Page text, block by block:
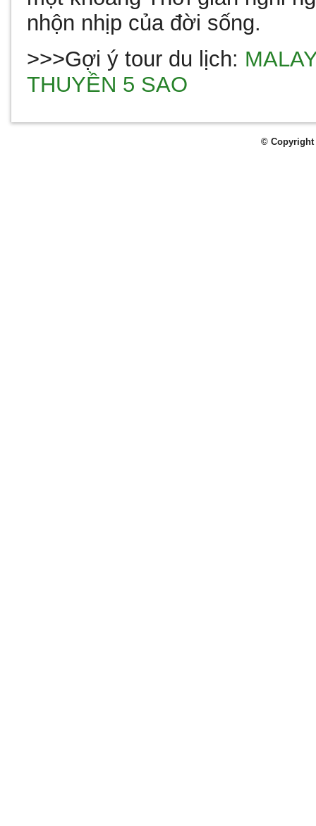
nhộn nhịp của đời sống.
>>>Gợi ý tour du lịch:
THUYỀN 5 SAO
© Copyright